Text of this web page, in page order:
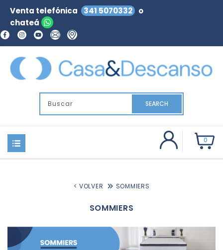
Venta telefónica 341 5070332
o
chateá
SEARCH
0
< VOLVER SOMMIERS
SOMMIERS